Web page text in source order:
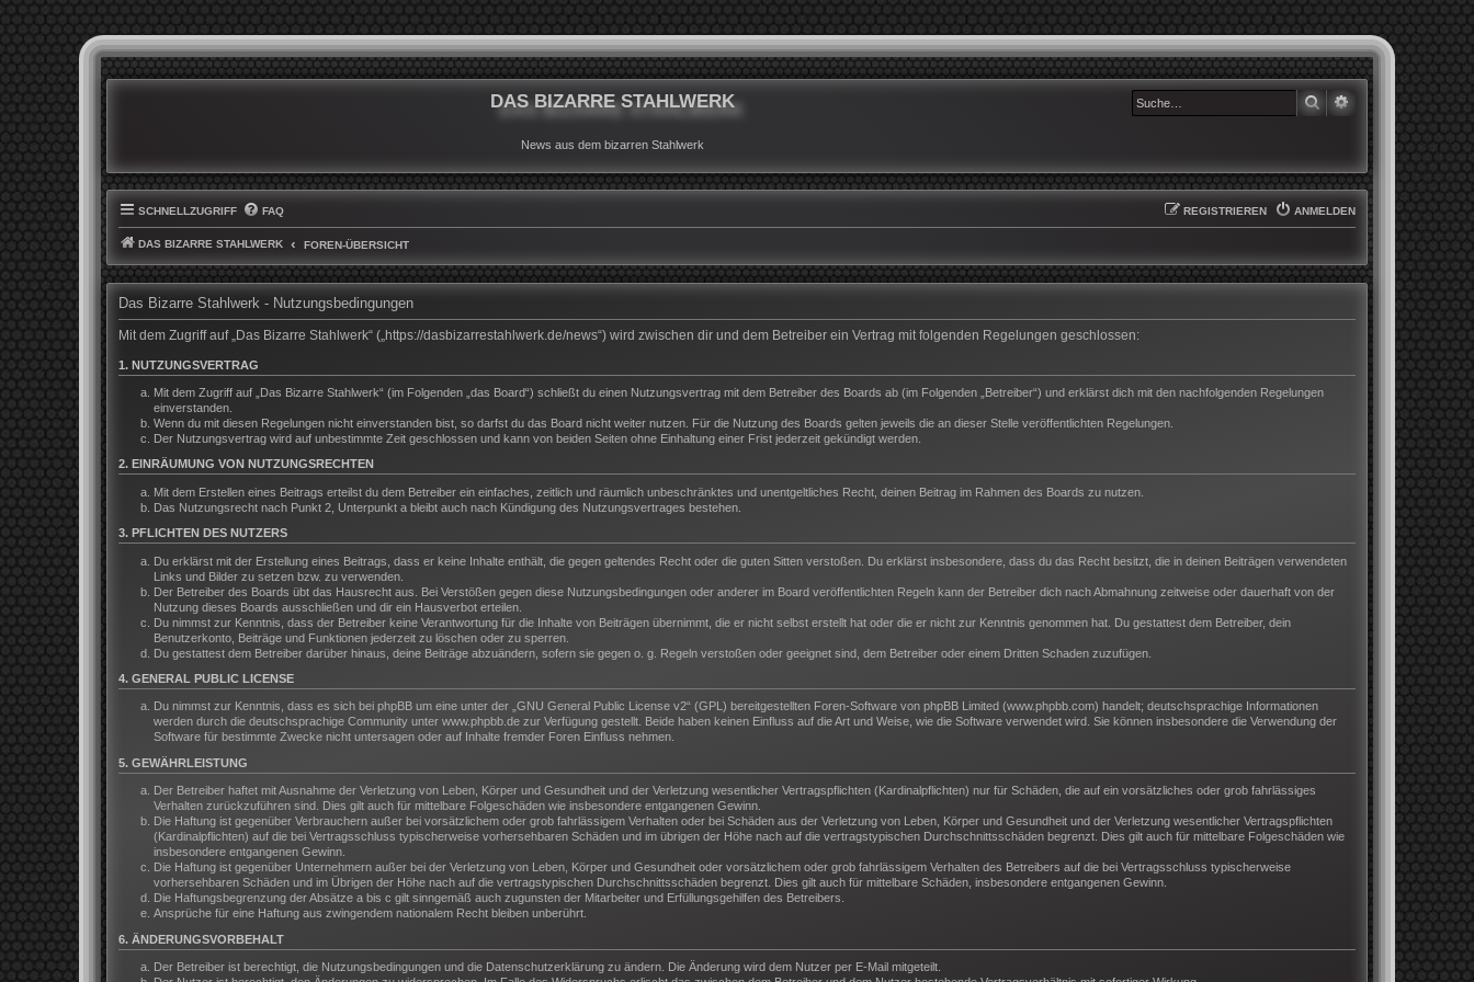
DAS BIZARRE STAHLWERK
News aus dem bizarren Stahlwerk
SUCHE
SCHNELLZUGRIFF FAQ ANMELDEN
REGISTRIEREN
DAS BIZARRE STAHLWERK FOREN-ÜBERSICHT
Das Bizarre Stahlwerk - Nutzungsbedingungen
Mit dem Zugriff auf „Das Bizarre Stahlwerk“ („https://dasbizarrestahlwerk.de/news“) wird zwischen dir und dem Betreiber ein Vertrag mit folgenden Regelungen geschlossen:
1. NUTZUNGSVERTRAG
Mit dem Zugriff auf „Das Bizarre Stahlwerk“ (im Folgenden „das Board“) schließt du einen Nutzungsvertrag mit dem Betreiber des Boards ab (im Folgenden „Betreiber“) und erklärst dich mit den nachfolgenden Regelungen
einverstanden.
Wenn du mit diesen Regelungen nicht einverstanden bist, so darfst du das Board nicht weiter nutzen. Für die Nutzung des Boards gelten jeweils die an dieser Stelle veröffentlichten Regelungen.
Der Nutzungsvertrag wird auf unbestimmte Zeit geschlossen und kann von beiden Seiten ohne Einhaltung einer Frist jederzeit gekündigt werden.
2. EINRÄUMUNG VON NUTZUNGSRECHTEN
Mit dem Erstellen eines Beitrags erteilst du dem Betreiber ein einfaches, zeitlich und räumlich unbeschränktes und unentgeltliches Recht, deinen Beitrag im Rahmen des Boards zu nutzen.
Das Nutzungsrecht nach Punkt 2, Unterpunkt a bleibt auch nach Kündigung des Nutzungsvertrages bestehen.
3. PFLICHTEN DES NUTZERS
Du erklärst mit der Erstellung eines Beitrags, dass er keine Inhalte enthält, die gegen geltendes Recht oder die guten Sitten verstoßen. Du erklärst insbesondere, dass du das Recht besitzt, die in deinen Beiträgen verwendeten
Links und Bilder zu setzen bzw. zu verwenden.
Der Betreiber des Boards übt das Hausrecht aus. Bei Verstößen gegen diese Nutzungsbedingungen oder anderer im Board veröffentlichten Regeln kann der Betreiber dich nach Abmahnung zeitweise oder dauerhaft von der
Nutzung dieses Boards ausschließen und dir ein Hausverbot erteilen.
Du nimmst zur Kenntnis, dass der Betreiber keine Verantwortung für die Inhalte von Beiträgen übernimmt, die er nicht selbst erstellt hat oder die er nicht zur Kenntnis genommen hat. Du gestattest dem Betreiber, dein
Benutzerkonto, Beiträge und Funktionen jederzeit zu löschen oder zu sperren.
Du gestattest dem Betreiber darüber hinaus, deine Beiträge abzuändern, sofern sie gegen o. g. Regeln verstoßen oder geeignet sind, dem Betreiber oder einem Dritten Schaden zuzufügen.
4. GENERAL PUBLIC LICENSE
Du nimmst zur Kenntnis, dass es sich bei phpBB um eine unter der „GNU General Public License v2“ (GPL) bereitgestellten Foren-Software von phpBB Limited (www.phpbb.com) handelt; deutschsprachige Informationen
werden durch die deutschsprachige Community unter www.phpbb.de zur Verfügung gestellt. Beide haben keinen Einfluss auf die Art und Weise, wie die Software verwendet wird. Sie können insbesondere die Verwendung der
Software für bestimmte Zwecke nicht untersagen oder auf Inhalte fremder Foren Einfluss nehmen.
5. GEWÄHRLEISTUNG
Der Betreiber haftet mit Ausnahme der Verletzung von Leben, Körper und Gesundheit und der Verletzung wesentlicher Vertragspflichten (Kardinalpflichten) nur für Schäden, die auf ein vorsätzliches oder grob fahrlässiges
Verhalten zurückzuführen sind. Dies gilt auch für mittelbare Folgeschäden wie insbesondere entgangenen Gewinn.
Die Haftung ist gegenüber Verbrauchern außer bei vorsätzlichem oder grob fahrlässigem Verhalten oder bei Schäden aus der Verletzung von Leben, Körper und Gesundheit und der Verletzung wesentlicher Vertragspflichten
(Kardinalpflichten) auf die bei Vertragsschluss typischerweise vorhersehbaren Schäden und im übrigen der Höhe nach auf die vertragstypischen Durchschnittsschäden begrenzt. Dies gilt auch für mittelbare Folgeschäden wie
insbesondere entgangenen Gewinn.
Die Haftung ist gegenüber Unternehmern außer bei der Verletzung von Leben, Körper und Gesundheit oder vorsätzlichem oder grob fahrlässigem Verhalten des Betreibers auf die bei Vertragsschluss typischerweise
vorhersehbaren Schäden und im Übrigen der Höhe nach auf die vertragstypischen Durchschnittsschäden begrenzt. Dies gilt auch für mittelbare Schäden, insbesondere entgangenen Gewinn.
Die Haftungsbegrenzung der Absätze a bis c gilt sinngemäß auch zugunsten der Mitarbeiter und Erfüllungsgehilfen des Betreibers.
Ansprüche für eine Haftung aus zwingendem nationalem Recht bleiben unberührt.
6. ÄNDERUNGSVORBEHALT
Der Betreiber ist berechtigt, die Nutzungsbedingungen und die Datenschutzerklärung zu ändern. Die Änderung wird dem Nutzer per E-Mail mitgeteilt.